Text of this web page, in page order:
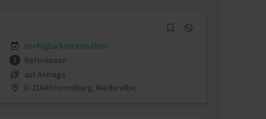
Verfügbarkeit einsehen
3
Referenzen
auf Anfrage
D-21640 Horneburg, Niederelbe